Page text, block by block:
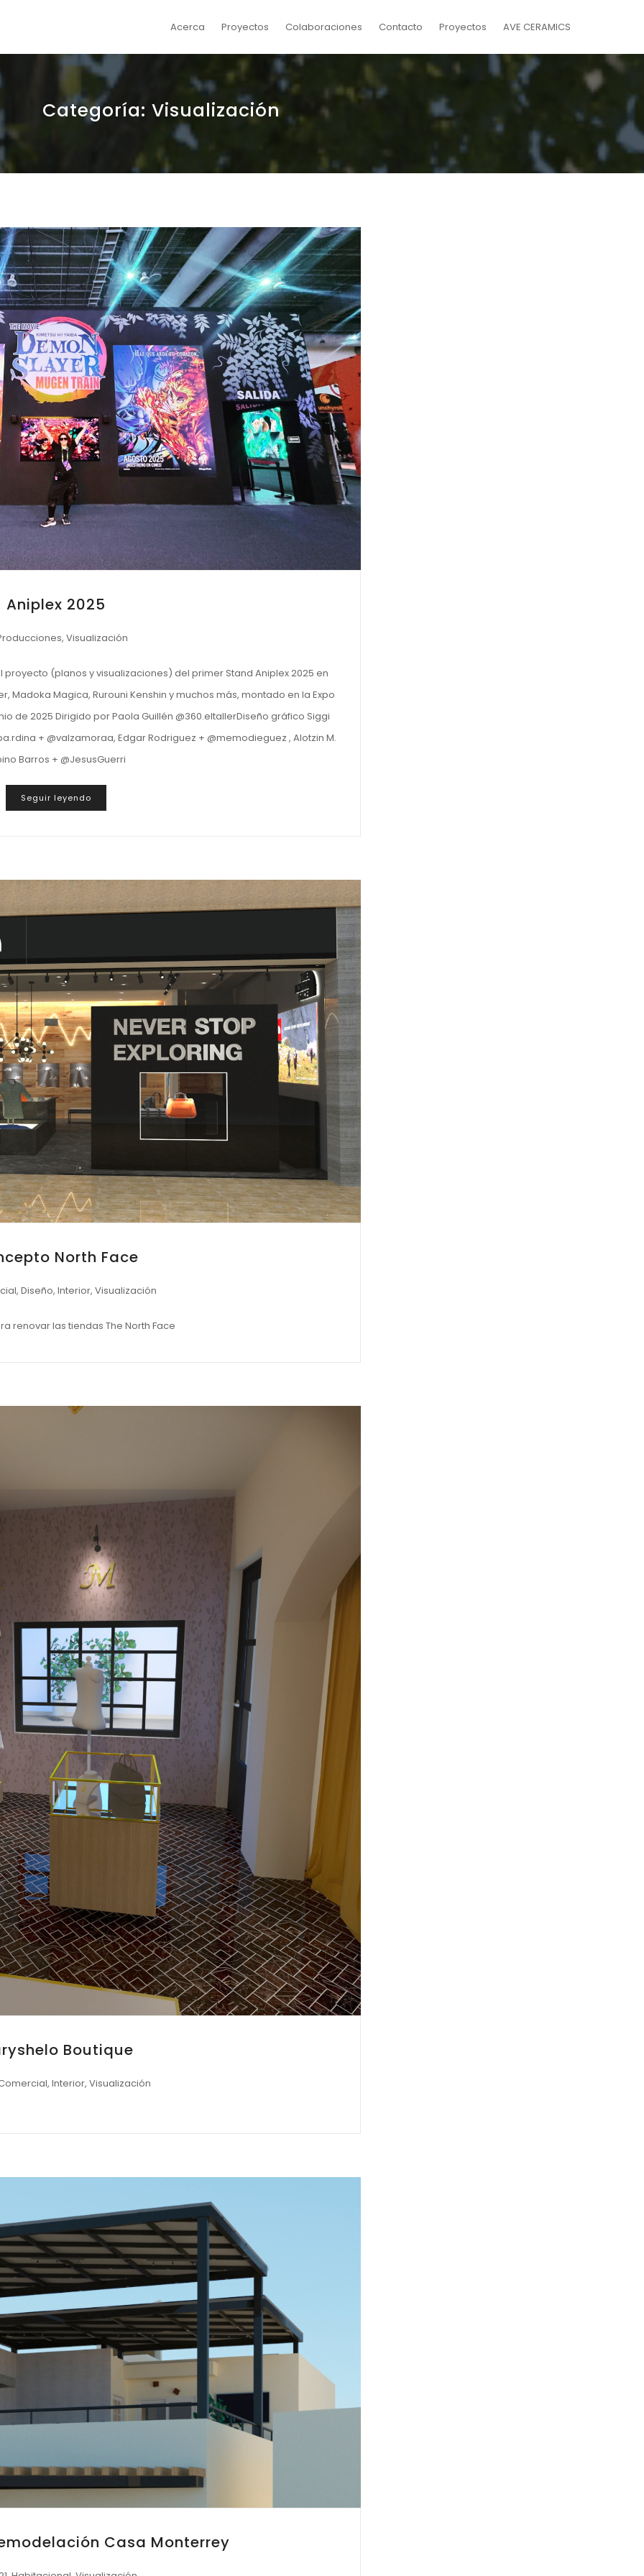
Acerca Proyectos Colaboraciones Contacto Proyectos AVE CERAMICS
Categoría: Visualización
Aniplex 2025
, Visualización
(planos y visualizaciones) del primer Stand Aniplex 2025 en
Madoka Magica, Rurouni Kenshin y muchos más, montado en la Expo
de 2025 Dirigido por Paola Guillén @360.eltallerDiseño gráfico Siggi
+ @valzamoraa, Edgar Rodriguez + @memodieguez , Alotzin M.
Barros + @JesusGuerri
Seguir leyendo
North Face
,Diseño,Interior,Visualización
renovar las tiendas The North Face
Boutique
, Interior, Visualización
Casa Monterrey